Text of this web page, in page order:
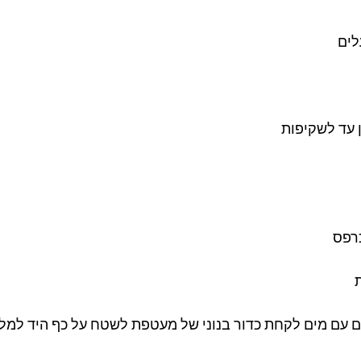
עד לשקיפות
עם מים לקחת כדור בנוני של מעטפת לשטח על כף היד